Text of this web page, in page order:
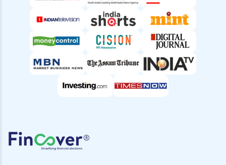
health insurance chennai
health insurance claim process
health insurance claim rejection reasons
health insurance delhi
health insurance hubli